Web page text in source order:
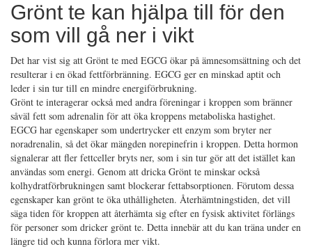
Grönt te kan hjälpa till för den
som vill gå ner i vikt
Det har vist sig att Grönt te med EGCG ökar på ämnesomsättning och det
resulterar i en ökad fettförbränning. EGCG ger en minskad aptit och
leder i sin tur till en mindre energiförbrukning.
Grönt te interagerar också med andra föreningar i kroppen som bränner
såväl fett som adrenalin för att öka kroppens metaboliska hastighet.
EGCG har egenskaper som undertrycker ett enzym som bryter ner
noradrenalin, så det ökar mängden norepinefrin i kroppen. Detta hormon
signalerar att fler fettceller bryts ner, som i sin tur gör att det istället kan
användas som energi. Genom att dricka Grönt te minskar också
kolhydratförbrukningen samt blockerar fettabsorptionen. Förutom dessa
egenskaper kan grönt te öka uthålligheten. Återhämtningstiden, det vill
säga tiden för kroppen att återhämta sig efter en fysisk aktivitet förlängs
för personer som dricker grönt te. Detta innebär att du kan träna under en
längre tid och kunna förlora mer vikt.